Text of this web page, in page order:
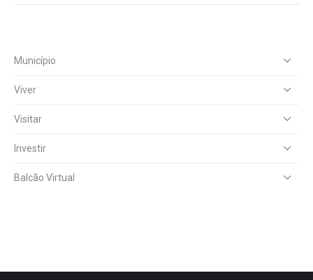
Município
Viver
Visitar
Investir
Balcão Virtual